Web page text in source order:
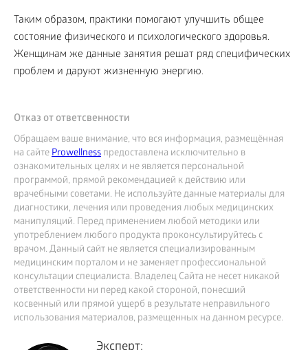
Таким образом, практики помогают улучшить общее
состояние физического и психологического здоровья.
Женщинам же данные занятия решат ряд специфических
проблем и даруют жизненную энергию.
Отказ от ответсвенности
Обращаем ваше внимание, что вся информация, размещённая
на сайтеProwellness предоставлена исключительно в
ознакомительных целях и не является персональной
программой, прямой рекомендацией к действию или
врачебными советами. Не используйте данные материалы для
диагностики, лечения или проведения любых медицинских
манипуляций. Перед применением любой методики или
употреблением любого продукта проконсультируйтесь с
врачом. Данный сайт не является специализированным
медицинским порталом и не заменяет профессиональной
консультации специалиста. Владелец Сайта не несет никакой
ответственности ни перед какой стороной, понесший
косвенный или прямой ущерб в результате неправильного
использования материалов, размещенных на данном ресурсе.